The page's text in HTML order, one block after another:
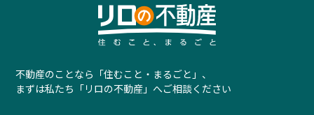
不動産のことなら「住むこと・まるごと」、
まずは私たち「リロの不動産」へご相談ください